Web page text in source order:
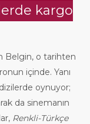
kargo
Belgin, o tarihten
içinde. Yanı
dizilerde oynuyor;
da sinemanın
Renkli-Türkçe